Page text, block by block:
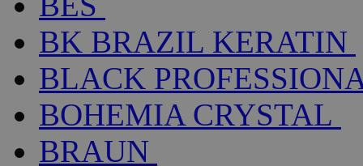
BK BRAZIL KERATIN
BLACK
BOHEMIA CRYSTAL
BRAUN